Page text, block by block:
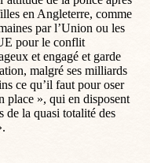
en Angleterre, comme
par l’Union ou les
pour le conflit
et engagé et garde
malgré ses milliards
ce qu’il faut pour oser
place », qui en disposent
de la quasi totalité des